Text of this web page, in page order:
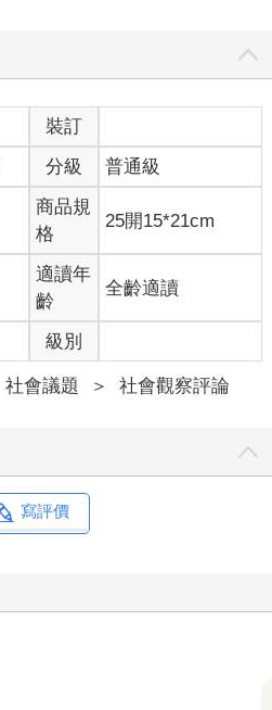
裝訂
分級 普通級
商品規
格
25開15*21cm
適讀年
齡
全齡適讀
級別
社會議題 ＞ 社會觀察評論
寫評價